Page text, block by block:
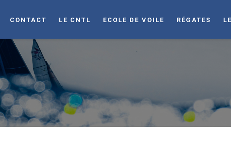
CONTACT LE CNTL ECOLE DE VOILE RÉGATES